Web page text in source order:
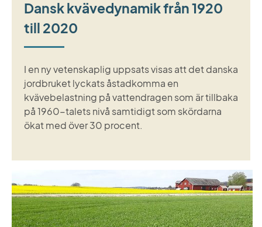
Dansk kvävedynamik från 1920
till 2020
I en ny vetenskaplig uppsats visas att det danska
jordbruket lyckats åstadkomma en
kvävebelastning på vattendragen som är tillbaka
på 1960-talets nivå samtidigt som skördarna
ökat med över 30 procent.